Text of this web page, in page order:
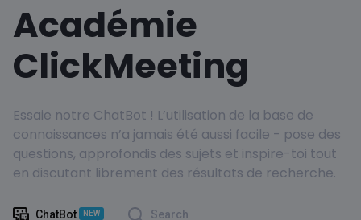
Académie
ClickMeeting
Essaie notre ChatBot ! L’utilisation de la base de
connaissances n’a jamais été aussi facile - pose des
questions, approfondis des sujets et inspire-toi tout
en discutant librement des résultats de recherche.
ChatBot NEW Search